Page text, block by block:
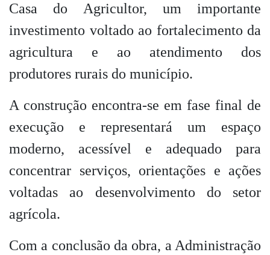
Casa do Agricultor, um importante
investimento voltado ao fortalecimento da
agricultura e ao atendimento dos
produtores rurais do município.
A construção encontra-se em fase final de
execução e representará um espaço
moderno, acessível e adequado para
concentrar serviços, orientações e ações
voltadas ao desenvolvimento do setor
agrícola.
Com a conclusão da obra, a Administração